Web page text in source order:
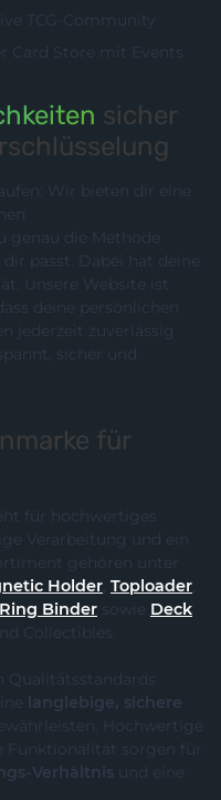
TCG-Community
Card Store mit Events
sicher
Wir bieten dir eine
passt. Dabei hat deine
ist
deine persönlichen
sicher und
für
für hochwertiges
Verarbeitung und ein
gehören unter
Holder, Toploader,
Ring Binder sowie Deck
Collectibles.
Qualitätsstandards
langlebige, sichere
Hochwertige
Funktionalität sorgen für
Verhältnis und eine